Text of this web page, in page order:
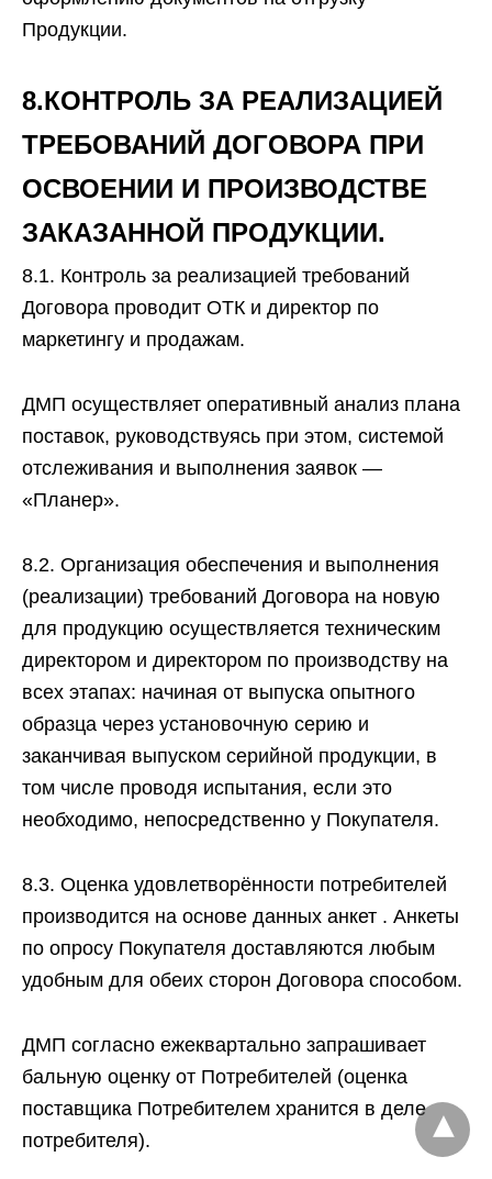
Продукции.
8.КОНТРОЛЬ ЗА РЕАЛИЗАЦИЕЙ
ТРЕБОВАНИЙ ДОГОВОРА ПРИ
ОСВОЕНИИ И ПРОИЗВОДСТВЕ
ЗАКАЗАННОЙ ПРОДУКЦИИ.
8.1. Контроль за реализацией требований
Договора проводит ОТК и директор по
маркетингу и продажам.
ДМП осуществляет оперативный анализ плана
поставок, руководствуясь при этом, системой
отслеживания и выполнения заявок —
«Планер».
8.2. Организация обеспечения и выполнения
(реализации) требований Договора на новую
для продукцию осуществляется техническим
директором и директором по производству на
всех этапах: начиная от выпуска опытного
образца через установочную серию и
заканчивая выпуском серийной продукции, в
том числе проводя испытания, если это
необходимо, непосредственно у Покупателя.
8.3. Оценка удовлетворённости потребителей
производится на основе данных анкет . Анкеты
по опросу Покупателя доставляются любым
удобным для обеих сторон Договора способом.
ДМП согласно ежеквартально запрашивает
бальную оценку от Потребителей (оценка
поставщика Потребителем хранится в деле
потребителя).